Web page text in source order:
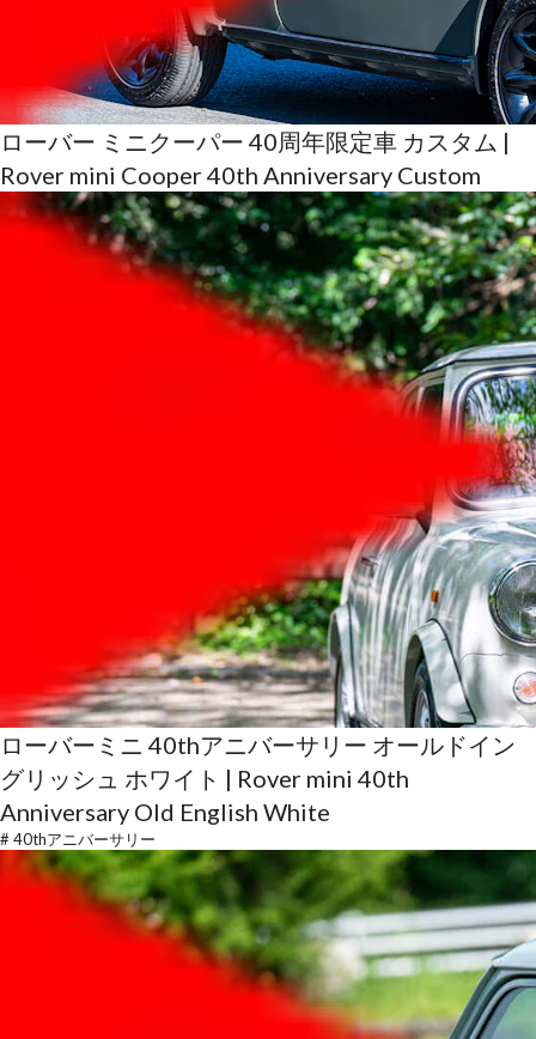
ローバー ミニクーパー 40周年限定車 カスタム |
Rover mini Cooper 40th Anniversary Custom
ローバーミニ 40thアニバーサリー オールドイン
グリッシュ ホワイト | Rover mini 40th
Anniversary Old English White
# 40thアニバーサリー